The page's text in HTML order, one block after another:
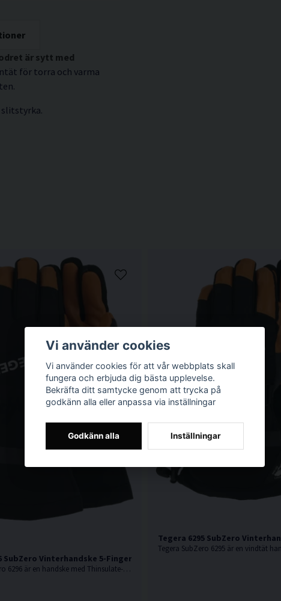
är sytt med
för torra och varma
slitstyrka.
SubZero Vinterhandske 5-Finger
Tegera SubZero 6296 är en handske med Thinsulate-foder för extremt kalla vinterförhållanden.
Tegera 6295 SubZero
Vi använder cookies
Vi använder cookies för att vår webbplats skall
fungera och erbjuda dig bästa upplevelse.
Bekräfta ditt samtycke genom att trycka på
godkänn alla eller anpassa via inställningar
Godkänn alla Inställningar